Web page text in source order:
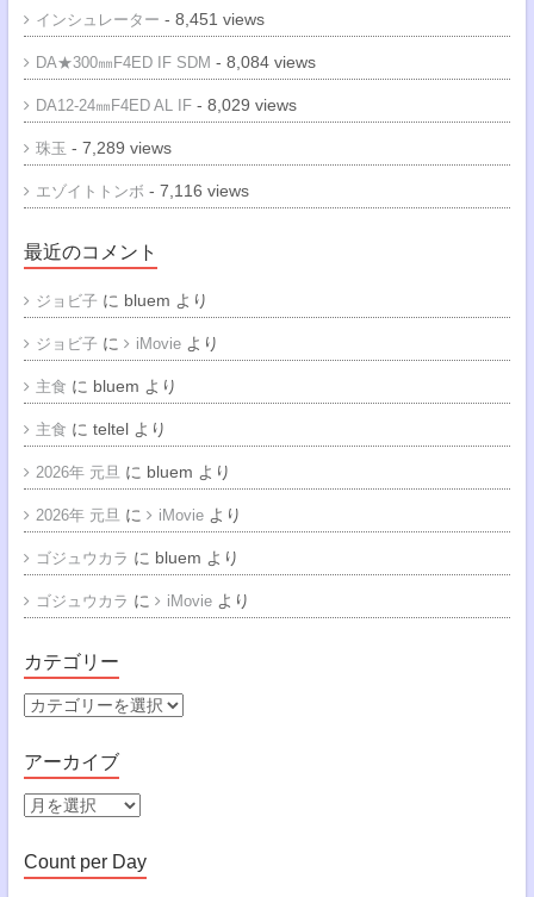
インシュレーター - 8,451 views
DA★300㎜F4ED IF SDM - 8,084 views
DA12-24㎜F4ED AL IF- 8,029 views
珠玉 - 7,289 views
エゾイトトンボ - 7,116 views
最近のコメント
ジョビ子 に bluem より
ジョビ子 に iMovieより
主食 に bluem より
主食 に teltelより
2026年 元旦に bluem より
2026年 元旦に iMovieより
ゴジュウカラ に bluem より
ゴジュウカラ に iMovieより
カテゴリー
カ
ゴ
リ
ー
アーカイブ
ア
カ
イ
Count per Day